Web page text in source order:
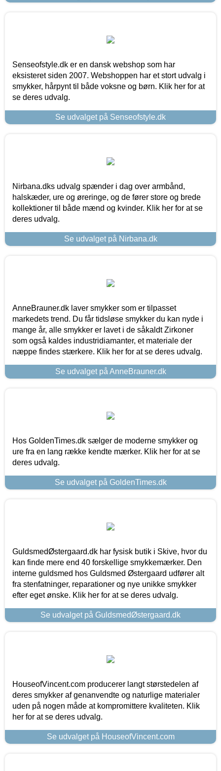
Senseofstyle.dk er en dansk webshop som har
eksisteret siden 2007. Webshoppen har et stort udvalg i
smykker, hårpynt til både voksne og børn. Klik her for at
se deres udvalg.
Se udvalget på Senseofstyle.dk
Nirbana.dks udvalg spænder i dag over armbånd,
halskæder, ure og øreringe, og de fører store og brede
kollektioner til både mænd og kvinder. Klik her for at se
deres udvalg.
Se udvalget på Nirbana.dk
AnneBrauner.dk laver smykker som er tilpasset
markedets trend. Du får tidsløse smykker du kan nyde i
mange år, alle smykker er lavet i de såkaldt Zirkoner
som også kaldes industridiamanter, et materiale der
næppe findes stærkere. Klik her for at se deres udvalg.
Se udvalget på AnneBrauner.dk
Hos GoldenTimes.dk sælger de moderne smykker og
ure fra en lang række kendte mærker. Klik her for at se
deres udvalg.
Se udvalget på GoldenTimes.dk
GuldsmedØstergaard.dk har fysisk butik i Skive, hvor du
kan finde mere end 40 forskellige smykkemærker. Den
interne guldsmed hos Guldsmed Østergaard udfører alt
fra stenfatninger, reparationer og nye unikke smykker
efter eget ønske. Klik her for at se deres udvalg.
Se udvalget på GuldsmedØstergaard.dk
HouseofVincent.com producerer langt størstedelen af
deres smykker af genanvendte og naturlige materialer
uden på nogen måde at kompromittere kvaliteten. Klik
her for at se deres udvalg.
Se udvalget på HouseofVincent.com